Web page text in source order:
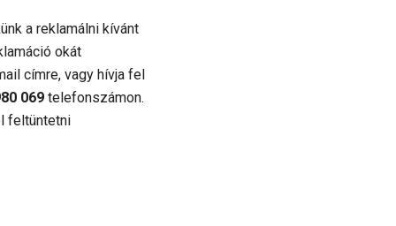
a reklamálni kívánt
okát
címre, vagy hívja fel
069 telefonszámon.
feltüntetni